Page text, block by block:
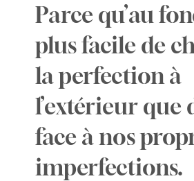
Parce qu’au
plus facile de
la perfection à
l’extérieur que
face à nos
imperfections.